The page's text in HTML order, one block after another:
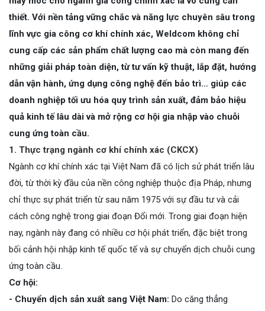
thiết. Với nền tảng vững chắc và năng lực chuyên sâu trong
lĩnh vực gia công cơ khí chính xác, Weldcom không chỉ
cung cấp các sản phẩm chất lượng cao mà còn mang đến
những giải pháp toàn diện, từ tư vấn kỹ thuật, lắp đặt, hướng
dẫn vận hành, ứng dụng công nghệ đến bảo trì… giúp các
doanh nghiệp tối ưu hóa quy trình sản xuất, đảm bảo hiệu
quả kinh tế lâu dài và mở rộng cơ hội gia nhập vào chuỗi
cung ứng toàn cầu.
1. Thực trạng ngành cơ khí chính xác (CKCX)
Ngành cơ khí chính xác tại Việt Nam đã có lịch sử phát triển lâu
đời, từ thời kỳ đầu của nền công nghiệp thuộc địa Pháp, nhưng
chỉ thực sự phát triển từ sau năm 1975 với sự đầu tư và cải
cách công nghệ trong giai đoạn Đổi mới. Trong giai đoạn hiện
nay, ngành này đang có nhiều cơ hội phát triển, đặc biệt trong
bối cảnh hội nhập kinh tế quốc tế và sự chuyển dịch chuỗi cung
ứng toàn cầu.
Cơ hội:
- Chuyển dịch sản xuất sang Việt Nam: Do căng thẳng